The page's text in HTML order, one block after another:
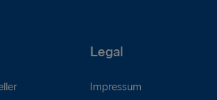
Legal
Impressum